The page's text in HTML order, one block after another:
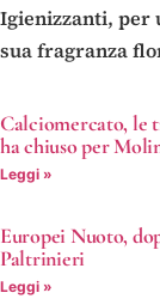
Igienizzanti, per
sua fragranza
Calciomercato, le
ha chiuso per
Leggi »
Europei Nuoto,
Paltrinieri
Leggi »